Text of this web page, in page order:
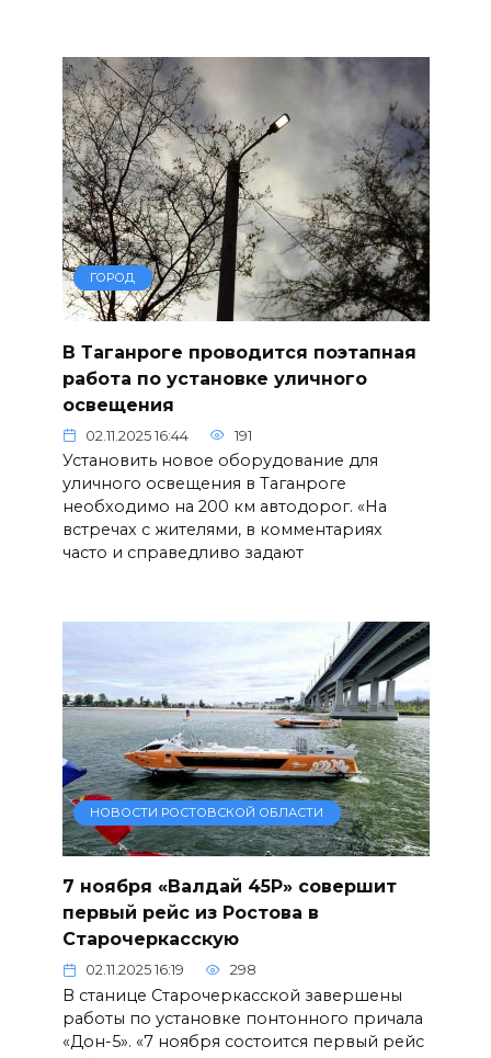
ГОРОД
В Таганроге проводится поэтапная
работа по установке уличного
освещения
02.11.2025 16:44 191
Установить новое оборудование для
уличного освещения в Таганроге
необходимо на 200 км автодорог. «На
встречах с жителями, в комментариях
часто и справедливо задают
НОВОСТИ РОСТОВСКОЙ ОБЛАСТИ
7 ноября «Валдай 45Р» совершит
первый рейс из Ростова в
Старочеркасскую
02.11.2025 16:19 298
В станице Старочеркасской завершены
работы по установке понтонного причала
«Дон-5». «7 ноября состоится первый рейс